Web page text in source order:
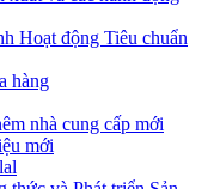
Hoạt động Tiêu chuẩn
hàng
nhà cung cấp mới
mới